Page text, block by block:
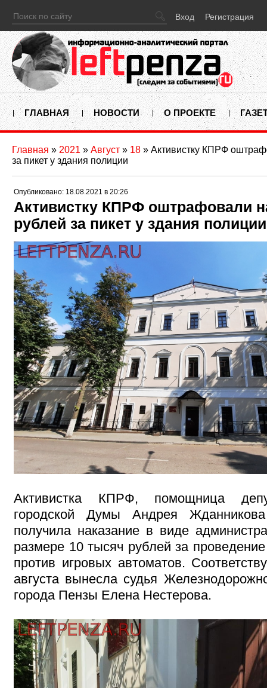
Вход Регистрация
ГЛАВНАЯ НОВОСТИ О ПРОЕКТЕ
Главная » 2021 » Август » 18 » Активистку КПРФ
за пикет у здания полиции
Опубликовано: 18.08.2021 в 20:26
Активистку КПРФ оштрафовали
рублей за пикет у здания полиции
Активистка КПРФ, помощница
городской Думы Андрея
получила наказание в виде
размере 10 тысяч рублей за
против игровых автоматов.
августа вынесла судья
города Пензы Елена Нестерова.